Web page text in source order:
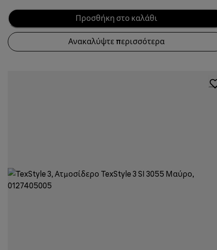
Προσθήκη στο καλάθι
Ανακαλύψτε περισσότερα